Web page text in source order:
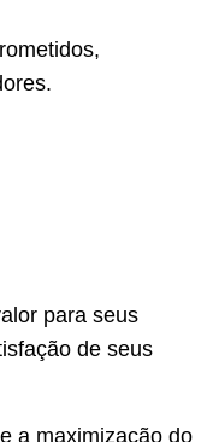
para seus
de seus
a maximização do